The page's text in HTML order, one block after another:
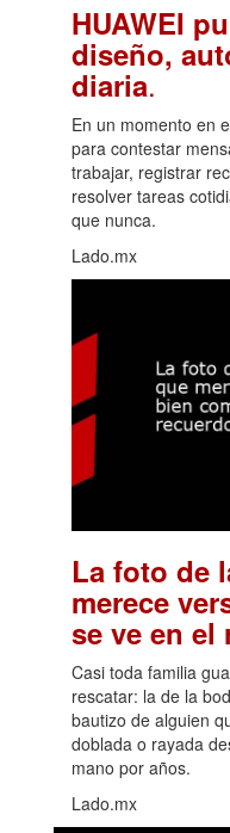
HUAWEI
diseño,
diaria.
En un momento en
para contestar
trabajar, registrar
resolver tareas
que nunca.
Lado.mx
La foto de
merece
se ve en el
Casi toda familia
rescatar: la de la
bautizo de alguien
doblada o rayada
mano por años.
Lado.mx